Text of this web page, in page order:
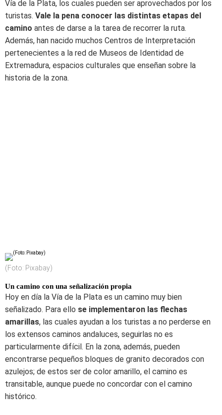
Vía de la Plata, los cuales pueden ser aprovechados por los
turistas. Vale la pena conocer las distintas etapas del
camino antes de darse a la tarea de recorrer la ruta.
Además, han nacido muchos Centros de Interpretación
pertenecientes a la red de Museos de Identidad de
Extremadura, espacios culturales que enseñan sobre la
historia de la zona.
(Foto: Pixabay)
Un camino con una señalización propia
Hoy en día la Vía de la Plata es un camino muy bien
señalizado. Para ello se implementaron las flechas
amarillas, las cuales ayudan a los turistas a no perderse en
los extensos caminos andaluces, seguirlas no es
particularmente difícil. En la zona, además, pueden
encontrarse pequeños bloques de granito decorados con
azulejos; de estos ser de color amarillo, el camino es
transitable, aunque puede no concordar con el camino
histórico.